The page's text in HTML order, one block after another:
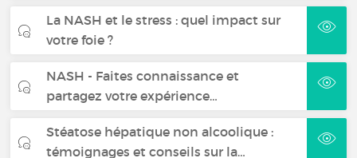
La NASH et le stress : quel impact sur
votre foie ?
NASH - Faites connaissance et
partagez votre expérience…
Stéatose hépatique non alcoolique :
témoignages et conseils sur la…